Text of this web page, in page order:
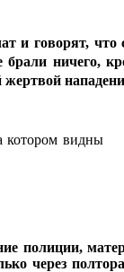
что
ничего,
котором видны
полиции,
через полтора